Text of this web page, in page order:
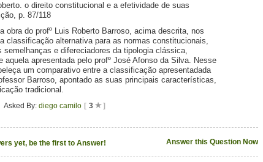
o direito constitucional e a efetividade de suas
p. 87/118
obra do profº Luis Roberto Barroso, acima descrita, nos
classificação alternativa para as normas constitucionais,
semelhanças e difereciadores da tipologia clássica,
aquela apresentada pelo profº José Afonso da Silva. Nesse
um comparativo entre a classificação apresentadada
Barroso, apontado as suas principais características,
tradicional.
Asked By: diego camilo [ 3 ]
Answer this Question Now
yet, be the first to Answer!